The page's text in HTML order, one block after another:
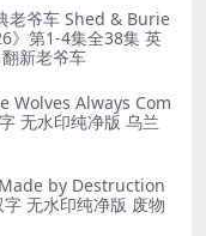
老爷车 Shed & Burie
》第1-4集全38集 英
新老爷车
Wolves Always Com
无水印纯净版 乌兰
by Destruction
无水印纯净版 废物